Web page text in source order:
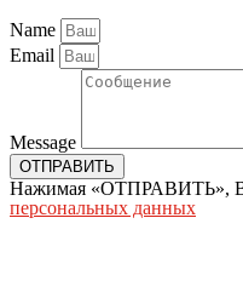
Name
Email
Message
ОТПРАВИТЬ
Нажимая «ОТПРАВИТЬ»,
персональных данных